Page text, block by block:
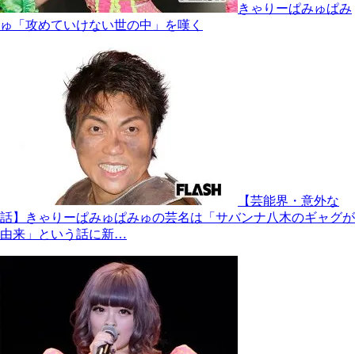
きゃりーぱみゅぱみ
ゅ「攻めていけない世の中」を嘆く
【芸能界・意外な
話】きゃりーぱみゅぱみゅの芸名は「サバンナ八木のギャグが
由来」という話に新…